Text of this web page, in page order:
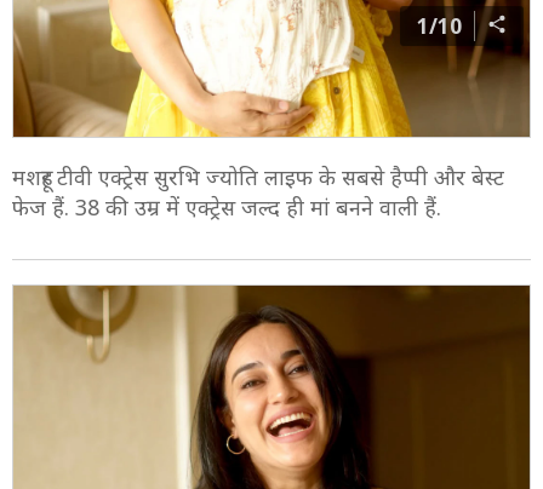
1/10
मशहूर टीवी एक्ट्रेस सुरभि ज्योति लाइफ के सबसे हैप्पी और बेस्ट
फेज हैं. 38 की उम्र में एक्ट्रेस जल्द ही मां बनने वाली हैं.